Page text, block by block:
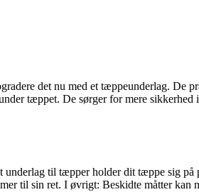
det nu med et tæppeunderlag. De
tæppet. De sørger for mere
til tæpper holder dit tæppe sig
til sin ret. I øvrigt: Beskidte måtter kan